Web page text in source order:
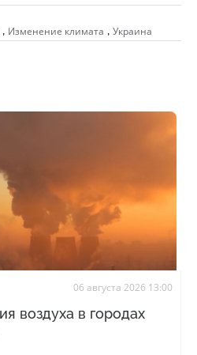
, Изменение климата , Украина
06 августа 2026 13:00
воздуха в городах